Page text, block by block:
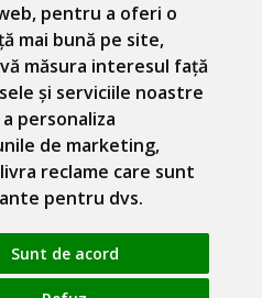
, pentru a oferi o
mai bună pe site,
măsura interesul față
și serviciile noastre
personaliza
de marketing,
reclame care sunt
pentru dvs.
Sunt de acord
mele personale